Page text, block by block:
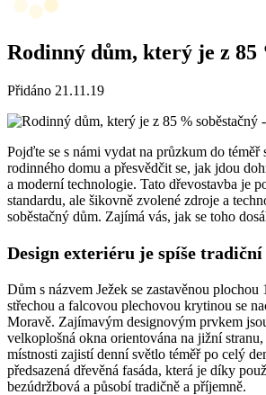
Rodinný dům, který je z 85
Přidáno 21.11.19
Pojďte se s námi vydat na průzkum do téměř
rodinného domu a přesvědčit se, jak jdou
a moderní technologie. Tato dřevostavba je
standardu, ale šikovně zvolené zdroje a
soběstačný dům. Zajímá vás, jak se toho
Design exteriéru je spíše tradiční
Dům s názvem Ježek se zastavěnou plochou
střechou a falcovou plechovou krytinou se
Moravě. Zajímavým designovým prvkem
velkoplošná okna orientována na jižní
místnosti zajistí denní světlo téměř po celý
předsazená dřevěná fasáda, která je díky
bezúdržbová a působí tradičně a příjemně.